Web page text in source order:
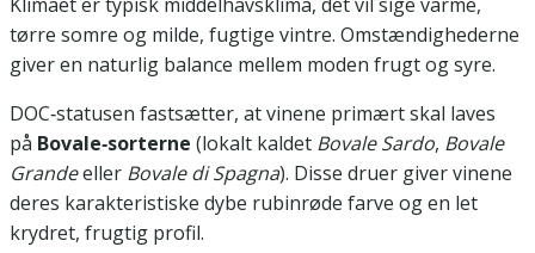
tørre somre og milde, fugtige vintre. Omstændighederne
giver en naturlig balance mellem moden frugt og syre.
DOC‑statusen fastsætter, at vinene primært skal laves
på Bovale‑sorterne (lokalt kaldet Bovale Sardo, Bovale
Grandeeller Bovale di Spagna). Disse druer giver vinene
deres karakteristiske dybe rubinrøde farve og en let
krydret, frugtig profil.